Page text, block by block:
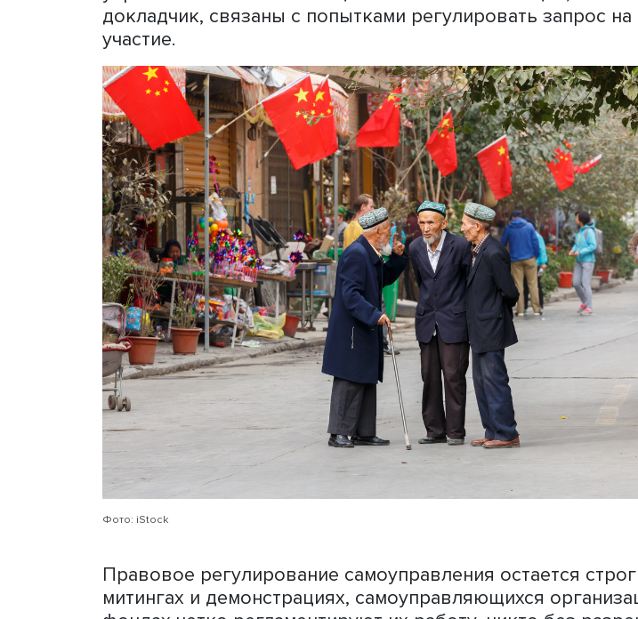
По мнению Евгения Кремнёва, в нынешнем Китае
решении в регионах важных экономических и
вопросов, затрагивающих жителей, проводятся
слушания, критические выступления на которых
одобряются местными властями. Они также
активные местные сообщества в небольших
микрорайонах мегаполисов, создавать актив
органам местного самоуправления (МСУ),
правительства, городские и сельские
поддерживать каналы связи между жителями и
отсутствие полноценной демократии и
гражданам предоставляются отдельные
управлении своими сообществами. Эти
докладчик, связаны с попытками регулировать
участие.